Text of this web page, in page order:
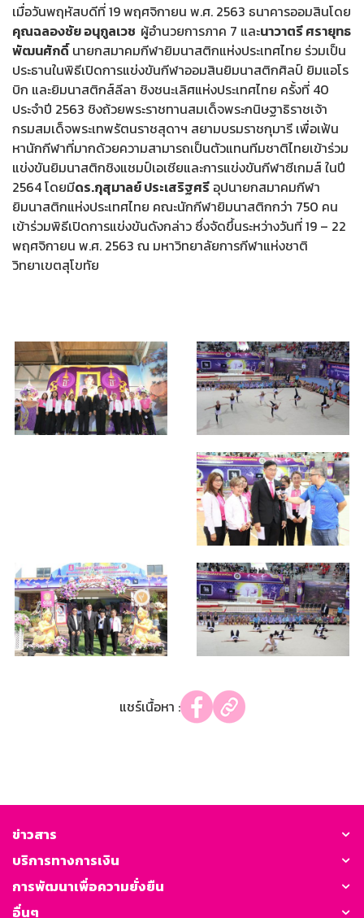
เมื่อวันพฤหัสบดีที่ 19 พฤศจิกายน พ.ศ. 2563 ธนาคารออมสินโดย
คุณฉลองชัย อนุกูลเวช ผู้อำนวยการภาค 7 และนาวาตรี ศรายุทธ
พัฒนศักดิ์นายกสมาคมกีฬายิมนาสติกแห่งประเทศไทย ร่วมเป็น
ประธานในพิธีเปิดการแข่งขันกีฬาออมสินยิมนาสติกศิลป์ ยิมแอโร
บิก และยิมนาสติกส์ลีลา ชิงชนะเลิศแห่งประเทศไทย ครั้งที่ 40
ประจำปี 2563 ชิงถ้วยพระราชทานสมเด็จพระกนิษฐาธิราชเจ้า
กรมสมเด็จพระเทพรัตนราชสุดาฯ สยามบรมราชกุมารี เพื่อเฟ้น
หานักกีฬาที่มากด้วยความสามารถเป็นตัวแทนทีมชาติไทยเข้าร่วม
แข่งขันยิมนาสติกชิงแชมป์เอเชียและการแข่งขันกีฬาซีเกมส์ ในปี
2564 โดยมีดร.กุสุมาลย์ ประเสริฐศรี อุปนายกสมาคมกีฬา
ยิมนาสติกแห่งประเทศไทย คณะนักกีฬายิมนาสติกกว่า 750 คน
เข้าร่วมพิธีเปิดการแข่งขันดังกล่าว ซึ่งจัดขึ้นระหว่างวันที่ 19 – 22
พฤศจิกายน พ.ศ. 2563 ณ มหาวิทยาลัยการกีฬาแห่งชาติ
วิทยาเขตสุโขทัย
แชร์เนื้อหา :
ข่าวสาร
บริการทางการเงิน
การพัฒนาเพื่อความยั่งยืน
อื่นๆ